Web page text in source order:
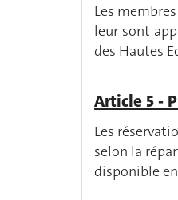
Les
leur sont
des Hautes
Article 5 -
Les
selon la
disponible